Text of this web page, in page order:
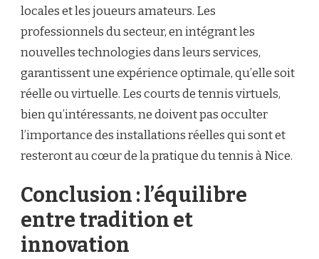
locales et les joueurs amateurs. Les
professionnels du secteur, en intégrant les
nouvelles technologies dans leurs services,
garantissent une expérience optimale, qu’elle soit
réelle ou virtuelle. Les courts de tennis virtuels,
bien qu’intéressants, ne doivent pas occulter
l’importance des installations réelles qui sont et
resteront au cœur de la pratique du tennis à Nice.
Conclusion : l’équilibre
entre tradition et
innovation